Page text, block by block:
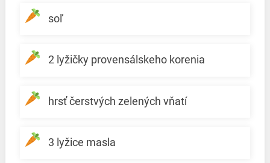
soľ
2 lyžičky provensálskeho korenia
hrsť čerstvých zelených vňatí
3 lyžice masla